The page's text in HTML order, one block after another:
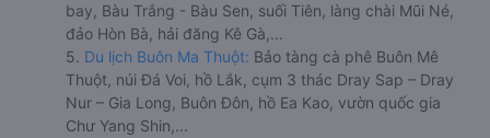
bay, Bàu Trắng - Bàu Sen, suối Tiên, làng chài Mũi Né,
đảo Hòn Bà, hải đăng Kê Gà,...
5. Du lịch Buôn Ma Thuột: Bảo tàng cà phê Buôn Mê
Thuột, núi Đá Voi, hồ Lắk, cụm 3 thác Dray Sap – Dray
Nur – Gia Long, Buôn Đôn, hồ Ea Kao, vườn quốc gia
Chư Yang Shin,...